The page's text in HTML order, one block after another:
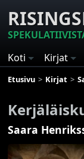
Koti
Kirjat
Etusivu Kirjat
Saara